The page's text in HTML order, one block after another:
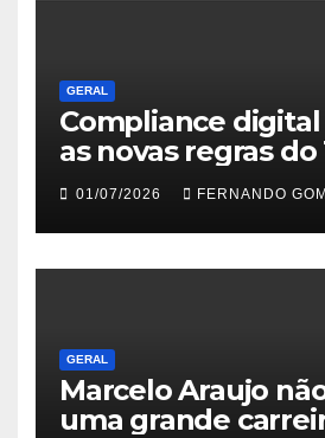
GERAL
Compliance digital
as novas regras do
contra deepfakes e
jurídico de
transmissões ao
01/07/2026 FERNANDO
GERAL
Marcelo Araujo
uma grande